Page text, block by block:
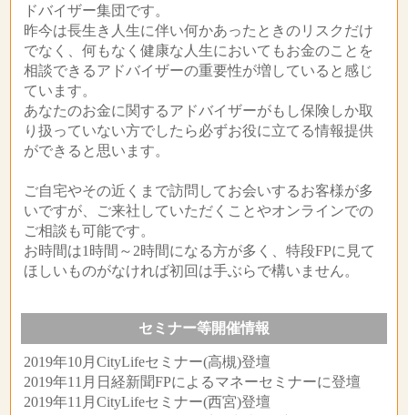
ドバイザー集団です。
昨今は長生き人生に伴い何かあったときのリスクだけ
でなく、何もなく健康な人生においてもお金のことを
相談できるアドバイザーの重要性が増していると感じ
ています。
あなたのお金に関するアドバイザーがもし保険しか取
り扱っていない方でしたら必ずお役に立てる情報提供
ができると思います。
ご自宅やその近くまで訪問してお会いするお客様が多
いですが、ご来社していただくことやオンラインでの
ご相談も可能です。
お時間は1時間～2時間になる方が多く、特段FPに見て
ほしいものがなければ初回は手ぶらで構いません。
セミナー等開催情報
2019年10月CityLifeセミナー(高槻)登壇
2019年11月日経新聞FPによるマネーセミナーに登壇
2019年11月CityLifeセミナー(西宮)登壇